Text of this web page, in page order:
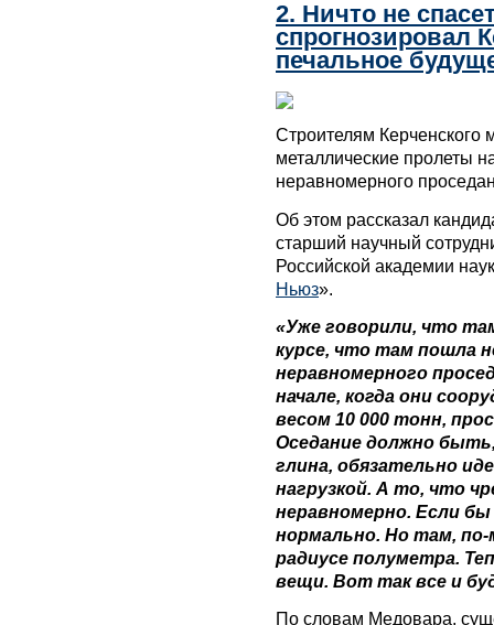
2. Ничто не
спрогнозировал
печальное
Строителям Керченского
металлические пролеты
неравномерного
Об этом рассказал
старший научный
Российской академии
Ньюз».
«Уже говорили, что
курсе, что там пошла
неравномерного
начале, когда они
весом 10 000 тонн,
Оседание должно
глина, обязательно
нагрузкой. А то, что
неравномерно. Если
нормально. Но там, по-
радиусе полуметра.
вещи. Вот так все и
По словам Медовара,